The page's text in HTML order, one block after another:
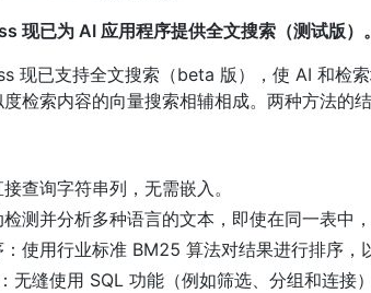
现已为 AI 应用程序提供全文搜索（测试版）。
现已支持全文搜索（beta 版），使 AI 和检
检索内容的向量搜索相辅相成。两种方法的
查询字符串列，无需嵌入。
测并分析多种语言的文本，即使在同一表中，
使用行业标准 BM25 算法对结果进行排序，
无缝使用 SQL 功能（例如筛选、分组和连接